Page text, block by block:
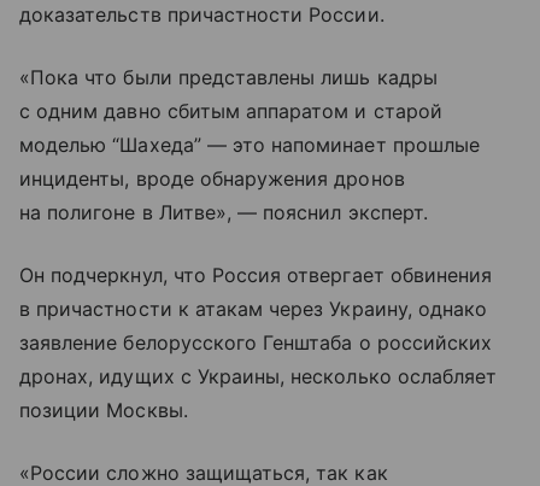
доказательств причастности России.
«Пока что были представлены лишь кадры
с одним давно сбитым аппаратом и старой
моделью “Шахеда” — это напоминает прошлые
инциденты, вроде обнаружения дронов
на полигоне в Литве», — пояснил эксперт.
Он подчеркнул, что Россия отвергает обвинения
в причастности к атакам через Украину, однако
заявление белорусского Генштаба о российских
дронах, идущих с Украины, несколько ослабляет
позиции Москвы.
«России сложно защищаться, так как